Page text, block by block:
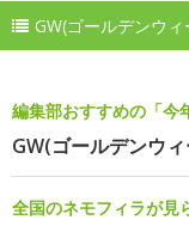
GW(ゴールデンウ
編集部おすすめの「今
GW(ゴールデンウ
全国のネモフィラが見